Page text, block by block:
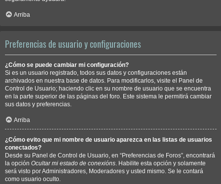
Arriba
Preferencias de usuario y configuraciones
¿Cómo se puede cambiar mi configuración?
Si es un usuario registrado, todos sus datos y configuraciones están
archivados en nuestra base de datos. Para modificarlos, visite el Panel de
Control de Usuario; haciendo clic en su nombre de usuario que se encuentra
en la parte superior de las páginas del foro. Este sistema le permitirá cambiar
sus datos y preferencias.
Arriba
¿Cómo evito que mi nombre de usuario aparezca en las listas de usuarios
conectados?
Desde su Panel de Control de Usuario, en “Preferencias de Foros”, encontrará
la opción Ocultar mi estado de conexións . Habilite esta opción y solamente
será visto por Administradores, Moderadores y usted mismo. Se le contará
como usuario oculto.